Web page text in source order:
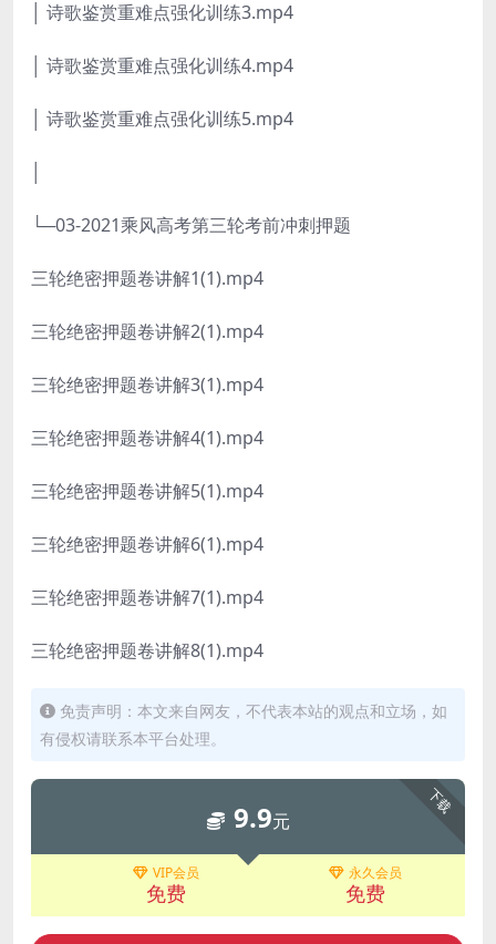
│ 诗歌鉴赏重难点强化训练3.mp4
│ 诗歌鉴赏重难点强化训练4.mp4
│ 诗歌鉴赏重难点强化训练5.mp4
└─03-2021乘风高考第三轮考前冲刺押题
三轮绝密押题卷讲解1(1).mp4
三轮绝密押题卷讲解2(1).mp4
三轮绝密押题卷讲解3(1).mp4
三轮绝密押题卷讲解4(1).mp4
三轮绝密押题卷讲解5(1).mp4
三轮绝密押题卷讲解6(1).mp4
三轮绝密押题卷讲解7(1).mp4
三轮绝密押题卷讲解8(1).mp4
免责声明：本文来自网友，不代表本站的观点和立场，如
有侵权请联系本平台处理。
下载
9.9元
VIP会员
免费
永久会员
免费